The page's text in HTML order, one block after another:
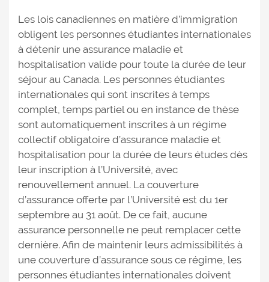
Les lois canadiennes en matière d’immigration
obligent les personnes étudiantes internationales
à détenir une assurance maladie et
hospitalisation valide pour toute la durée de leur
séjour au Canada. Les personnes étudiantes
internationales qui sont inscrites à temps
complet, temps partiel ou en instance de thèse
sont automatiquement inscrites à un régime
collectif obligatoire d’assurance maladie et
hospitalisation pour la durée de leurs études dès
leur inscription à l’Université, avec
renouvellement annuel. La couverture
d’assurance offerte par l’Université est du 1er
septembre au 31 août. De ce fait, aucune
assurance personnelle ne peut remplacer cette
dernière. Afin de maintenir leurs admissibilités à
une couverture d’assurance sous ce régime, les
personnes étudiantes internationales doivent